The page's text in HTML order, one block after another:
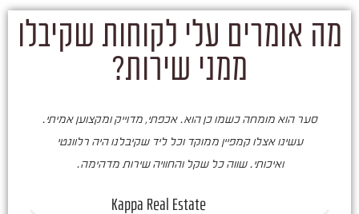
מה אומרים עלי לקוחות שקיבלו
ממני שירות?
סער הוא מומחה כשמו כן הוא. אכפתי, מדוייק ומקצוען אמיתי.
עשינו אצלו קמפיין ממוקד וכל ליד שקיבלנו היה רלוונטי
ואיכותי. שווה כל שקל והחוויה שירות מדהימה.
Kappa Real Estate